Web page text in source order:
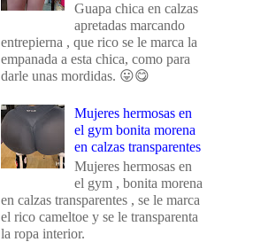
Guapa chica en calzas
apretadas marcando
entrepierna , que rico se le marca la
empanada a esta chica, como para
darle unas mordidas. 😛😋
Mujeres hermosas en
el gym bonita morena
en calzas transparentes
Mujeres hermosas en
el gym , bonita morena
en calzas transparentes , se le marca
el rico cameltoe y se le transparenta
la ropa interior.